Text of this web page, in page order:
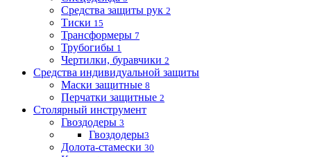
Средства защиты рук 2
Тиски 15
Трансформеры 7
Трубогибы 1
Чертилки, буравчики 2
Средства индивидуальной защиты
Маски защитные 8
Перчатки защитные 2
Столярный инструмент
Гвоздодеры 3
Гвоздодеры3
Долота-стамески 30